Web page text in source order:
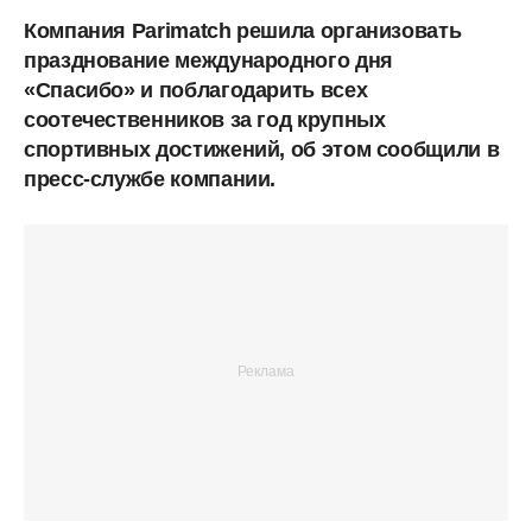
Компания Parimatch решила организовать
празднование международного дня
«Спасибо» и поблагодарить всех
соотечественников за год крупных
спортивных достижений, об этом сообщили в
пресс-службе компании.